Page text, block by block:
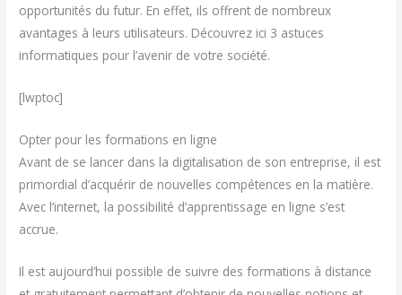
opportunités du futur. En effet, ils offrent de nombreux
avantages à leurs utilisateurs. Découvrez ici 3 astuces
informatiques pour l’avenir de votre société.
[lwptoc]
Opter pour les formations en ligne
Avant de se lancer dans la digitalisation de son entreprise, il est
primordial d’acquérir de nouvelles compétences en la matière.
Avec l’internet, la possibilité d’apprentissage en ligne s’est
accrue.
Il est aujourd’hui possible de suivre des formations à distance